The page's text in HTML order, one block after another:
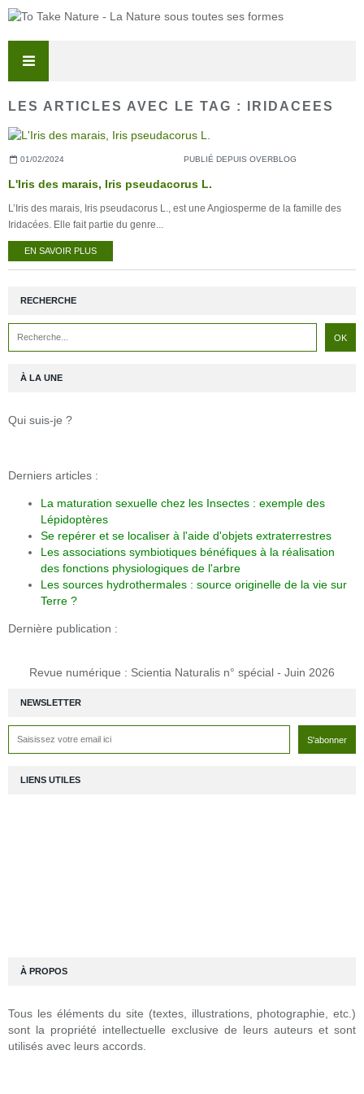
LES ARTICLES AVEC LE TAG : IRIDACEES
01/02/2024 PUBLIÉ DEPUIS OVERBLOG
L'Iris des marais, Iris pseudacorus L.
L’Iris des marais, Iris pseudacorus L., est une Angiosperme de la famille des
Iridacées. Elle fait partie du genre...
EN SAVOIR PLUS
NEWSLETTER
RECHERCHE
À LA UNE
Qui suis-je ?
Derniers articles :
La maturation sexuelle chez les Insectes : exemple des
Lépidoptères
Se repérer et se localiser à l'aide d'objets extraterrestres
Les associations symbiotiques bénéfiques à la réalisation
des fonctions physiologiques de l'arbre
Les sources hydrothermales : source originelle de la vie sur
Terre ?
Dernière publication :
Revue numérique : Scientia Naturalis n° spécial - Juin 2026
LIENS UTILES
À PROPOS
Tous les éléments du site (textes, illustrations, photographie, etc.)
sont la propriété intellectuelle exclusive de leurs auteurs et sont
utilisés avec leurs accords.